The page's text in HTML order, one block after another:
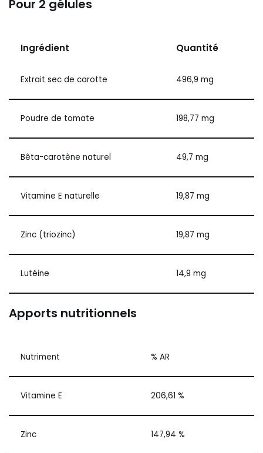
Pour 2 gélules
Ingrédient Quantité
Extrait sec de carotte 496,9 mg
Poudre de tomate 198,77 mg
Bêta-carotène naturel 49,7 mg
Vitamine E naturelle 19,87 mg
Zinc (triozinc) 19,87 mg
Lutéine 14,9 mg
Apports nutritionnels
Nutriment % AR
Vitamine E 206,61 %
Zinc 147,94 %